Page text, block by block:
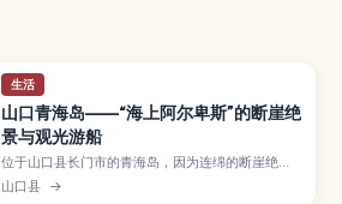
生活
山口青海岛——“海上阿尔卑斯”的断崖绝
景与观光游船
位于山口县长门市的青海岛，因为连绵的断崖绝壁
和奇岩海蚀洞，被称为“海上阿尔卑斯”。文章介绍
观光游船与海岸步道的精华景点、最佳观赏季节、
山口县 →